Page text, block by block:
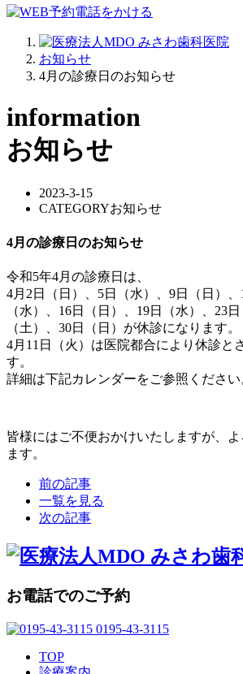
電話をかける
お知らせ
4月の診療日のお知らせ
information
お知らせ
2023-3-15
CATEGORYお知らせ
4月の診療日のお知らせ
令和5年4月の診療日は、
4月2日（日）、5日（水）、9日（日）、
（水）、16日（日）、19日（水）、23
（土）、30日（日）が休診になります。
4月11日（火）は医院都合により休診と
す。
詳細は下記カレンダーをご参照ください
皆様にはご不便おかけいたしますが、
ます。
前の記事
一覧を見る
次の記事
お電話でのご予約
0195-43-3115
TOP